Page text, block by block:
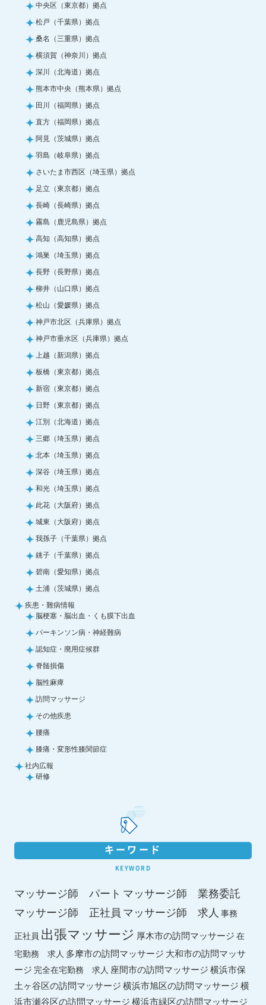
中央区（東京都）拠点
松戸（千葉県）拠点
桑名（三重県）拠点
横須賀（神奈川）拠点
深川（北海道）拠点
熊本市中央（熊本県）拠点
田川（福岡県）拠点
直方（福岡県）拠点
阿見（茨城県）拠点
羽島（岐阜県）拠点
さいたま市西区（埼玉県）拠点
足立（東京都）拠点
長崎（長崎県）拠点
霧島（鹿児島県）拠点
高知（高知県）拠点
鴻巣（埼玉県）拠点
長野（長野県）拠点
柳井（山口県）拠点
松山（愛媛県）拠点
神戸市北区（兵庫県）拠点
神戸市垂水区（兵庫県）拠点
上越（新潟県）拠点
板橋（東京都）拠点
新宿（東京都）拠点
日野（東京都）拠点
江別（北海道）拠点
三郷（埼玉県）拠点
北本（埼玉県）拠点
深谷（埼玉県）拠点
和光（埼玉県）拠点
此花（大阪府）拠点
城東（大阪府）拠点
我孫子（千葉県）拠点
銚子（千葉県）拠点
碧南（愛知県）拠点
土浦（茨城県）拠点
疾患・難病情報
脳梗塞・脳出血・くも膜下出血
パーキンソン病・神経難病
認知症・廃用症候群
脊髄損傷
脳性麻痺
訪問マッサージ
その他疾患
腰痛
膝痛・変形性膝関節症
社内広報
研修
キーワード
KEYWORD
マッサージ師 パート マッサージ師 業務委託
マッサージ師 正社員 マッサージ師 求人 事務
正社員 出張マッサージ 厚木市の訪問マッサージ 在
宅勤務 求人 多摩市の訪問マッサージ 大和市の訪問マッサ
ージ 完全在宅勤務 求人 座間市の訪問マッサージ横浜市保
土ヶ谷区の訪問マッサージ横浜市旭区の訪問マッサージ横
浜市瀬谷区の訪問マッサージ横浜市緑区の訪問マッサージ